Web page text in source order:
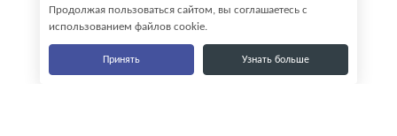
Продолжая пользоваться сайтом, вы соглашаетесь с
использованием файлов cookie.
Принять Узнать больше